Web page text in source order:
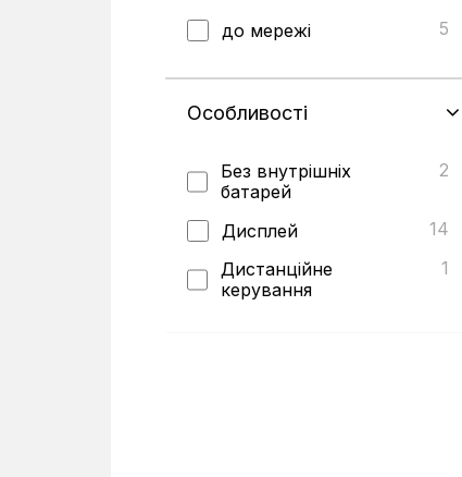
до мережі 5
Особливості
Без внутрішніх
батарей
2
Дисплей
14
Дистанційне
керування
1